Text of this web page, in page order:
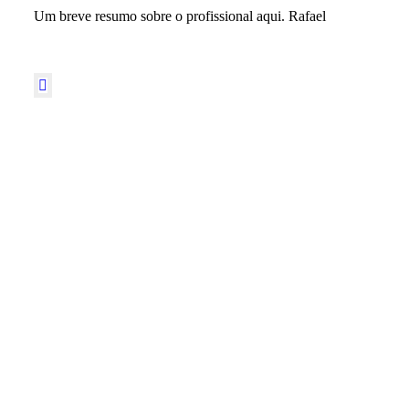
Um breve resumo sobre o profissional aqui. Rafael